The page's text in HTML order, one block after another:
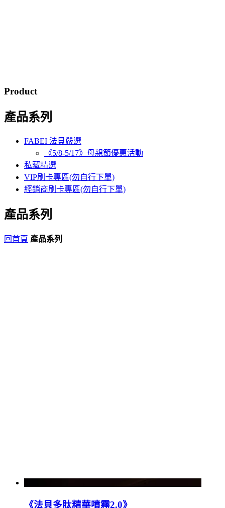
Product
產品系列
FABEI 法貝嚴選
《5/8-5/17》母親節優惠活動
私藏精選
VIP刷卡專區(勿自行下單)
經銷商刷卡專區(勿自行下單)
產品系列
回首頁 產品系列
《法貝多肽精華噴霧2.0》